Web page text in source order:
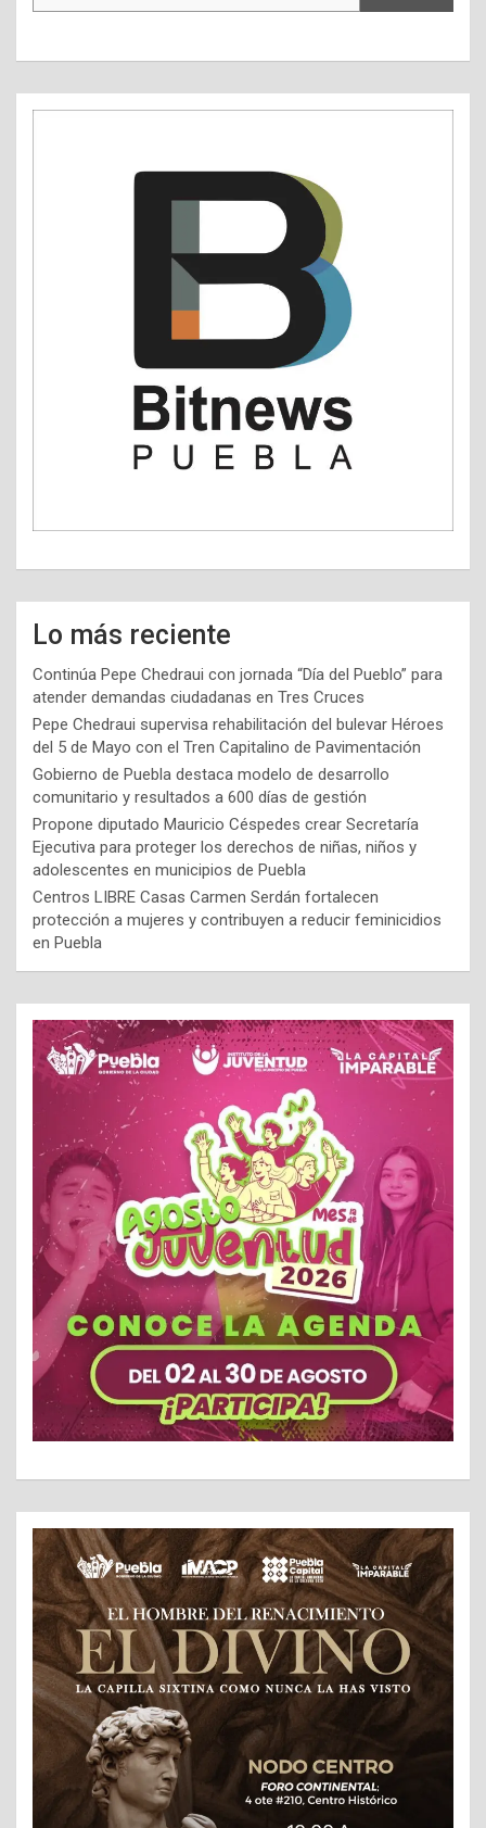
Lo más reciente
Continúa Pepe Chedraui con jornada “Día del Pueblo” para
atender demandas ciudadanas en Tres Cruces
Pepe Chedraui supervisa rehabilitación del bulevar Héroes
del 5 de Mayo con el Tren Capitalino de Pavimentación
Gobierno de Puebla destaca modelo de desarrollo
comunitario y resultados a 600 días de gestión
Propone diputado Mauricio Céspedes crear Secretaría
Ejecutiva para proteger los derechos de niñas, niños y
adolescentes en municipios de Puebla
Centros LIBRE Casas Carmen Serdán fortalecen
protección a mujeres y contribuyen a reducir feminicidios
en Puebla